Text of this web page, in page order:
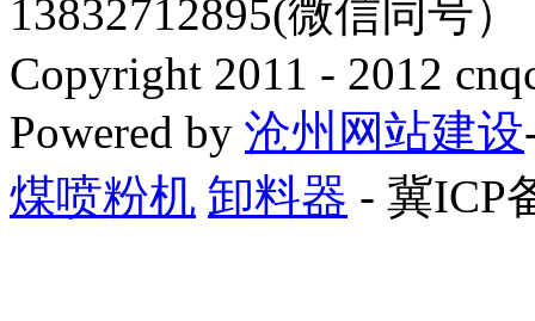
13832712895(微信同号
Copyright 2011 - 2012
Powered by 沧州网站建设
煤喷粉机 卸料器 - 冀ICP